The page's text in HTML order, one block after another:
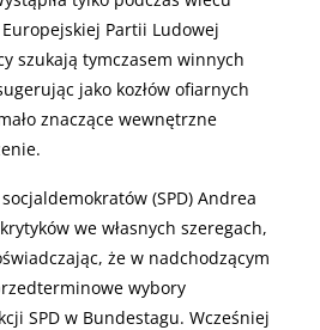
Partii Ludowej
szukają tymczasem winnych
jako kozłów ofiarnych
znaczące wewnętrzne
(SPD) Andrea
we własnych szeregach,
że w nadchodzącym
wybory
SPD w Bundestagu. Wcześniej